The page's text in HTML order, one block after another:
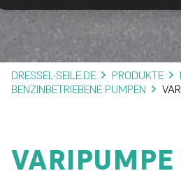
DRESSEL-SEILE.DE PRODUKTE
BENZINBETRIEBENE PUMPEN
VARIPUMPE